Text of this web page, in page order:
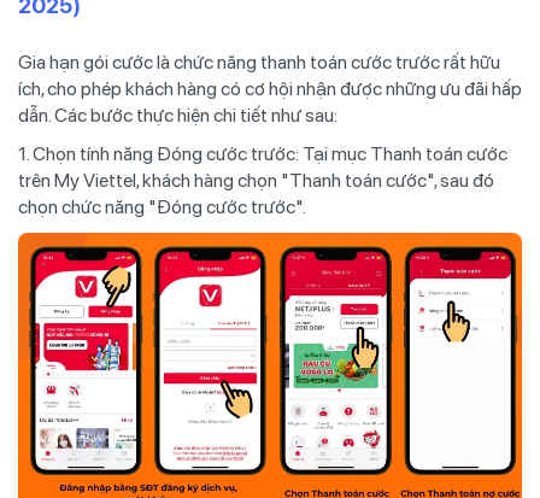
2025)
Gia hạn gói cước là chức năng thanh toán cước trước rất hữu
ích, cho phép khách hàng có cơ hội nhận được những ưu đãi hấp
dẫn. Các bước thực hiện chi tiết như sau:
1. Chọn tính năng Đóng cước trước: Tại mục Thanh toán cước
trên My Viettel, khách hàng chọn "Thanh toán cước", sau đó
chọn chức năng "Đóng cước trước".